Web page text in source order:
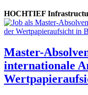
HOCHTIEF
Master-
internationale